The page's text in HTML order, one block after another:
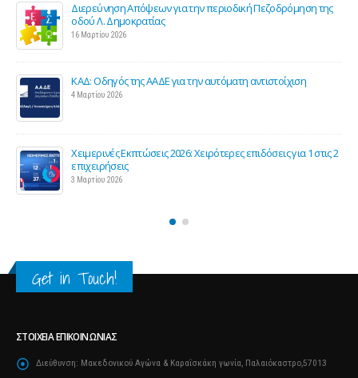
Σε λειτουργία το νέο Helpdesk της ΕΣΕΕ με κορυφαίους
επιστήμονες για την υποστήριξη των εμπορικών
επιχειρήσεων
Παράταση της υποχρεωτικής έναρξης της ηλεκτρονικής
τιμολόγησης
Προς μείωση της προκαταβολής φόρου για επαγγελματίες
και επιχειρήσεις
25 Φεβρουαρίου 2026
Get in Touch!
ΣΤΟΙΧΕΊΑ ΕΠΙΚΟΙΝΩΝΊΑΣ
Διεύθυνση: Μακεδονικού Αγώνα & Καραΐσκάκη γωνία, Παλαιόκαστρο,57013